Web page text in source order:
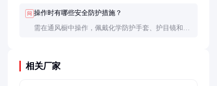
问 操作时有哪些安全防护措施？
需在通风橱中操作，佩戴化学防护手套、护目镜和实
相关厂家